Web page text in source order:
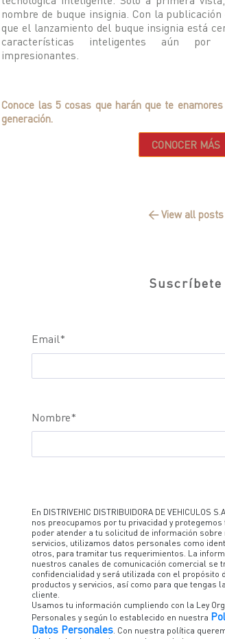
nombre de buque insignia. Con la
que el lanzamiento del buque insignia está
características inteligentes aún por
impresionantes.
Conoce las 5 cosas que harán que te
generación.
CONOCER MÁS
← View all posts
Suscríbete
Email*
Nombre*
En DISTRIVEHIC DISTRIBUIDORA DE VEHICULOS
nos preocupamos por tu privacidad y
poder atender a tu solicitud de información
servicios, utilizamos datos personales como
otros, para tramitar tus requerimientos. La
nuestros canales de comunicación comercial se
confidencialidad y será utilizada con el propósito
productos y servicios, así como para que tengas
cliente.
Usamos tu información cumpliendo con la Ley
Personales y según lo establecido en nuestra
Datos Personales . Con nuestra política